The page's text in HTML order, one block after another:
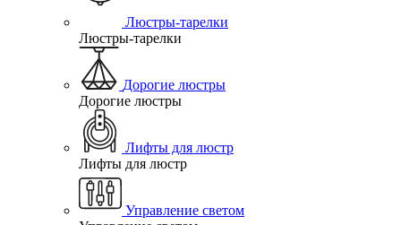
Люстры-тарелки
Люстры-тарелки
Дорогие люстры
Дорогие люстры
Лифты для люстр
Лифты для люстр
Управление светом